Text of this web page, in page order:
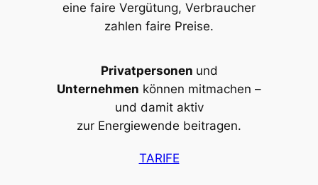
eine faire Vergütung, Verbraucher
zahlen faire Preise.
Privatpersonen und
Unternehmen können mitmachen –
und damit aktiv
zur Energiewende beitragen.
TARIFE